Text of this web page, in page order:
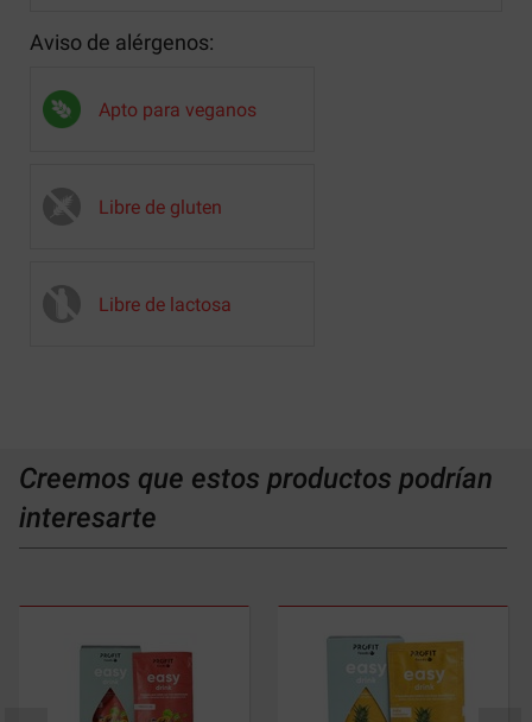
Aviso de alérgenos:
Apto para veganos
Libre de gluten
Libre de lactosa
Creemos que estos productos podrían
interesarte